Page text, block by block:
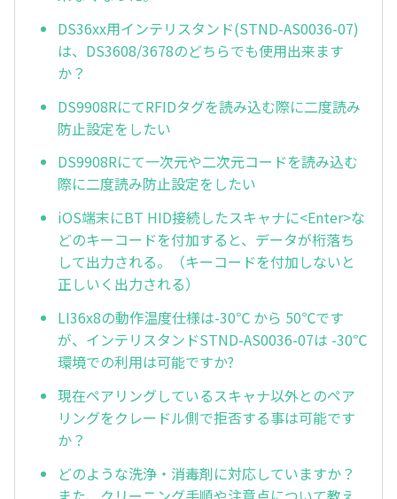
DS36xx用インテリスタンド(STND-AS0036-07)
は、DS3608/3678のどちらでも使用出来ます
か？
DS9908RにてRFIDタグを読み込む際に二度読み
防止設定をしたい
DS9908Rにて一次元や二次元コードを読み込む
際に二度読み防止設定をしたい
iOS端末にBT HID接続したスキャナに<Enter>な
どのキーコードを付加すると、データが桁落ち
して出力される。（キーコードを付加しないと
正しいく出力される）
LI36x8の動作温度仕様は-30℃ から 50℃です
が、インテリスタンドSTND-AS0036-07は -30℃
環境での利用は可能ですか?
現在ペアリングしているスキャナ以外とのペア
リングをクレードル側で拒否する事は可能です
か？
どのような洗浄・消毒剤に対応していますか？